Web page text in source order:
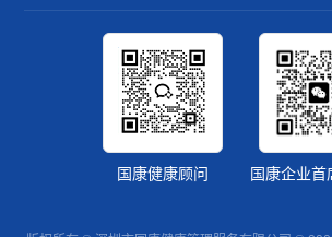
国康健康顾问 国康企业首